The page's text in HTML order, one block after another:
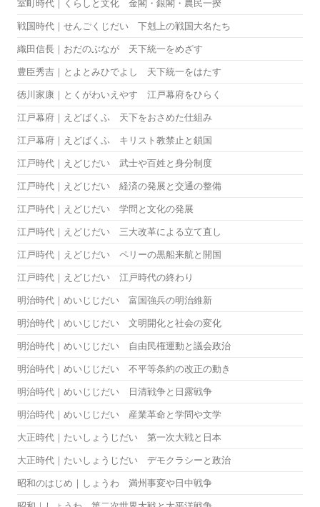
室町時代｜くらしと文化 金閣・銀閣・農民一揆
戦国時代｜せんごくじだい 下剋上の戦国大名たち
織田信長｜おだのぶなが 天下統一をめざす
豊臣秀吉｜とよとみひでよし 天下統一をはたす
徳川家康｜とくがわいえやす 江戸幕府をひらく
江戸幕府｜えどばくふ 天下をおさめた仕組み
江戸幕府｜えどばくふ キリスト教禁止と鎖国
江戸時代｜えどじだい 武士や百姓と身分制度
江戸時代｜えどじだい 経済の発展と交通の整備
江戸時代｜えどじだい 学問と文化の発展
江戸時代｜えどじだい 三大改革による立て直し
江戸時代｜えどじだい ペリーの黒船来航と開国
江戸時代｜えどじだい 江戸時代の終わり
明治時代｜めいじじだい 富国強兵の明治維新
明治時代｜めいじじだい 文明開化と社会の変化
明治時代｜めいじじだい 自由民権運動と議会政治
明治時代｜めいじじだい 不平等条約の改正の動き
明治時代｜めいじじだい 日清戦争と日露戦争
明治時代｜めいじじだい 産業革命と学問や文学
大正時代｜たいしょうじだい 第一次大戦と日本
大正時代｜たいしょうじだい デモクラシーと政治
昭和のはじめ｜しょうわ 満州事変や日中戦争